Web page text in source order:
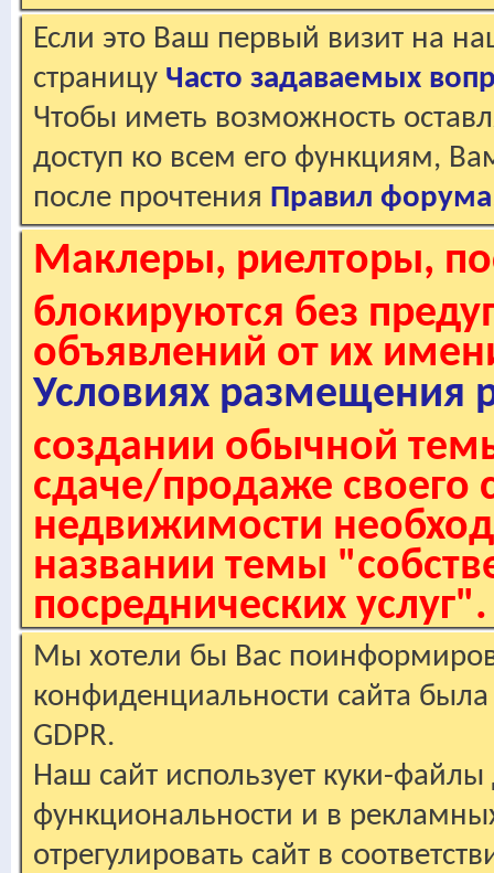
Если это Ваш первый визит на
страницу Часто задаваемых
Чтобы иметь возможность
доступ ко всем его функциям,
после прочтения Правил форума
Маклеры, риелторы,
блокируются без
объявлений от их
Условиях размещения
создании обычной
сдаче/продаже своего
недвижимости
названии темы
посреднических услуг".
Мы хотели бы Вас
конфиденциальности сайта
GDPR.
Наш сайт использует куки-файлы
функциональности и в
отрегулировать сайт в